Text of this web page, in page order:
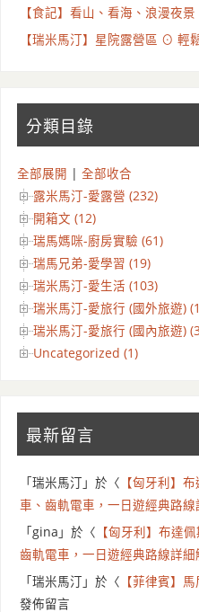
【食記】看山、看海、浪漫夜
【瑞米馬汀】星院露營區 ⊙
分類目錄
全部展開 | 全部收合
露米馬汀-愛露營 (232)
開箱文 (12)
瑞馬媽咪-廚房實驗 (61)
瑞馬兄弟-愛學習 (19)
瑞米馬汀-愛生活 (103)
瑞米馬汀-愛旅行 (國外旅遊)
瑞米馬汀-愛旅行 (國內旅遊)
Uncategorized (1)
最新留言
「瑞米馬汀 」於〈 【匈牙利】
車、齒軌電車，一日遊經典路
「gina 」於〈 【匈牙利】布達
齒軌電車，一日遊經典路線詳
「瑞米馬汀 」於〈 【菲律賓】
發佈留言